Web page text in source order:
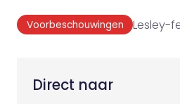
Voorbeschouwingen Lesley-
Direct naar